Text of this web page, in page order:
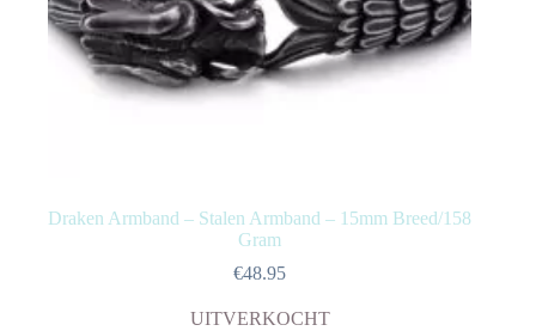
Draken Armband – Stalen Armband – 15mm Breed/158
Gram
€48.95
UITVERKOCHT